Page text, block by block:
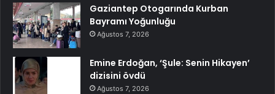
Gaziantep Otogarında Kurban
Bayramı Yoğunluğu
Ağustos 7, 2026
Emine Erdoğan, ‘Şule: Senin Hikayen’
dizisini övdü
Ağustos 7, 2026